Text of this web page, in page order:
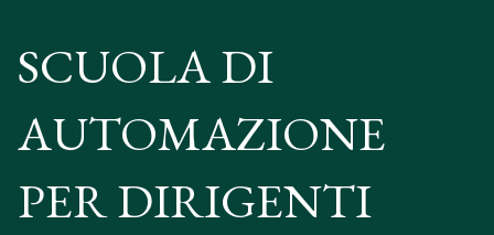
SCUOLA DI
AUTOMAZIONE
PER DIRIGENTI